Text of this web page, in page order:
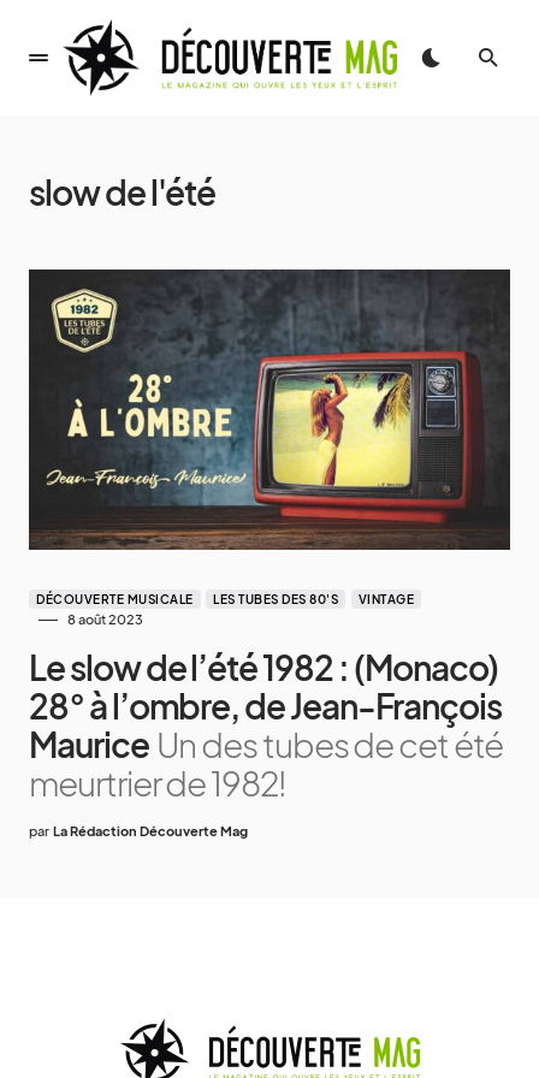
slow de l'été
DÉCOUVERTE MUSICALE LES TUBES DES 80'S VINTAGE
8 août 2023
Le slow de l’été 1982 : (Monaco)
28° à l’ombre, de Jean-François
Maurice Un des tubes de cet été
meurtrier de 1982!
par La Rédaction Découverte Mag